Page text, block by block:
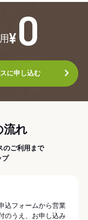
に申し込む
流れ
のご利用まで
プ
込フォームから営業
のうえ、お申し込み